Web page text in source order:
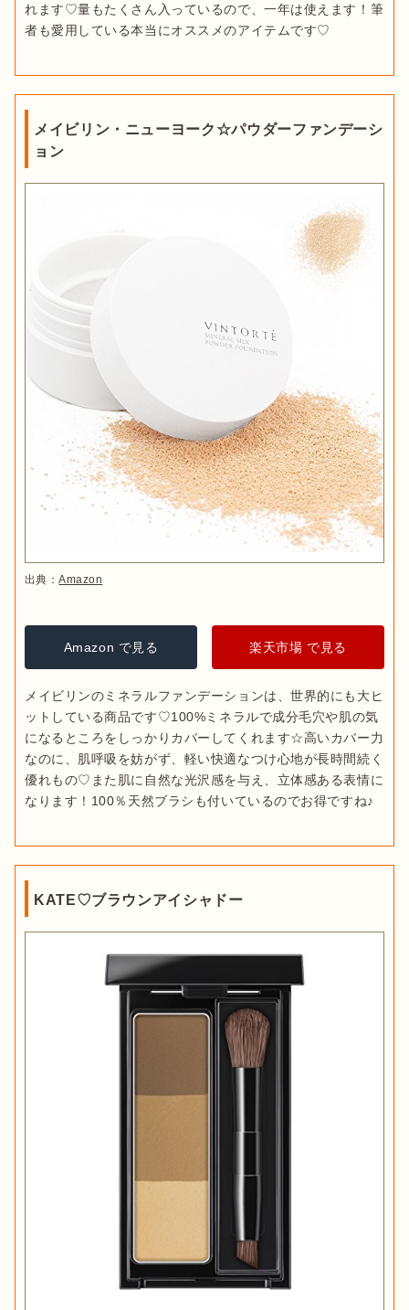
れます♡量もたくさん入っているので、一年は使えます！筆
者も愛用している本当にオススメのアイテムです♡
メイビリン・ニューヨーク☆パウダーファンデーシ
ョン
出典：Amazon
Amazon で見る 楽天市場 で見る
メイビリンのミネラルファンデーションは、世界的にも大ヒ
ットしている商品です♡100%ミネラルで成分毛穴や肌の気
になるところをしっかりカバーしてくれます☆高いカバー力
なのに、肌呼吸を妨がず、軽い快適なつけ心地が長時間続く
優れもの♡また肌に自然な光沢感を与え、立体感ある表情に
なります！100％天然ブラシも付いているのでお得ですね♪
KATE♡ブラウンアイシャドー